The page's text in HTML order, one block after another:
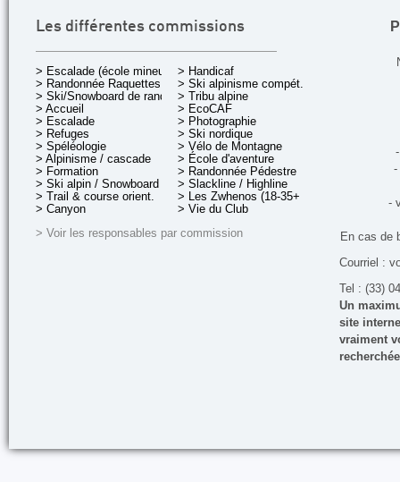
Les différentes commissions
> Escalade (école mineurs)
> Randonnée Raquettes
> Ski/Snowboard de rando.
> Accueil
> Escalade
> Refuges
> Spéléologie
> Alpinisme / cascade
> Formation
> Ski alpin / Snowboard
> Trail & course orient.
> Canyon
> Handicaf
> Ski alpinisme compét.
> Tribu alpine
> EcoCAF
> Photographie
> Ski nordique
> Vélo de Montagne
> École d'aventure
> Randonnée Pédestre
> Slackline / Highline
> Les Zwhenos (18-35+ ans)
> Vie du Club
> Voir les responsables par commission
-
-
En cas de
Courriel :
Tel : (33)
Un
site
vraiment